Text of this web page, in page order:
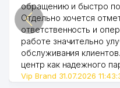
обращению и быстро
Отдельно хочется
ответственность и
работе значительно
обслуживания
центр как надежного
Vip Brand 31.07.2026